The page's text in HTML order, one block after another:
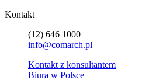
Kontakt
(12) 646 1000
info@comarch.pl
Kontakt z konsultantem
Biura w Polsce